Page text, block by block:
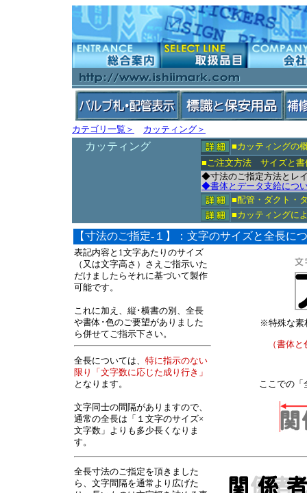
カテゴリ一覧＞ カッティング＞
カッティング
■カッティングの
■ご注文方法 サイズと書
◆寸法のご指定方法とレ
◆書体とデータ支給につ
■配管・ダクト・
■カッティングに
【寸法のご指定-１】：文字のサイズと全長に
表記内容と1文字あたりのサイズ
（又は文字高さ）さえご指示いた
だけましたらそれに基づいて製作
可能です。
これに加え、縦･横書の別、全長
や書体･色のご要望がありました
ら併せてご指示下さい。
※特殊な素
（書体
全長については、 特に指示のない
限り「文字数に応じた成り行き」
となります。
文字同士の間隔がありますので、
通常の全長は「１文字のサイズ×
文字数」よりも多少長くなりま
す。
ここでの「
全長寸法のご指定を頂きました
ら、文字間隔を通常より広げた